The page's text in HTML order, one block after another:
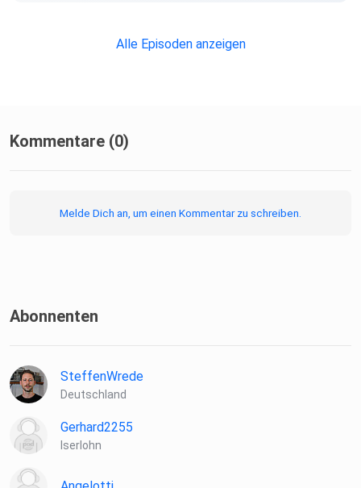
Alle Episoden anzeigen
Kommentare (0)
Melde Dich an, um einen Kommentar zu schreiben.
Abonnenten
SteffenWrede
Deutschland
Gerhard2255
Iserlohn